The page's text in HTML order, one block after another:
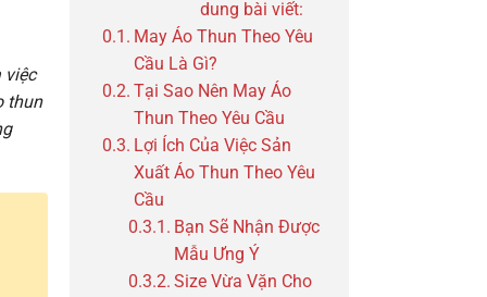
việc
thun
dung bài viết:
May Áo Thun Theo Yêu
Cầu Là Gì?
Tại Sao Nên May Áo
Thun Theo Yêu Cầu
Lợi Ích Của Việc Sản
Xuất Áo Thun Theo Yêu
Cầu
Bạn Sẽ Nhận Được
Mẫu Ưng Ý
Size Vừa Vặn Cho